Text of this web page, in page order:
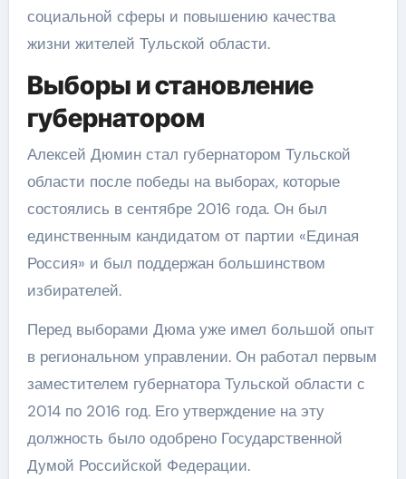
социальной сферы и повышению качества
жизни жителей Тульской области.
Выборы и становление
губернатором
Алексей Дюмин стал губернатором Тульской
области после победы на выборах, которые
состоялись в сентябре 2016 года. Он был
единственным кандидатом от партии «Единая
Россия» и был поддержан большинством
избирателей.
Перед выборами Дюма уже имел большой опыт
в региональном управлении. Он работал первым
заместителем губернатора Тульской области с
2014 по 2016 год. Его утверждение на эту
должность было одобрено Государственной
Думой Российской Федерации.